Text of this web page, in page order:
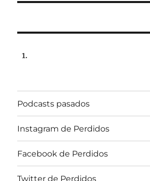
Podcasts pasados
Instagram de Perdidos
Facebook de Perdidos
Twitter de Perdidos